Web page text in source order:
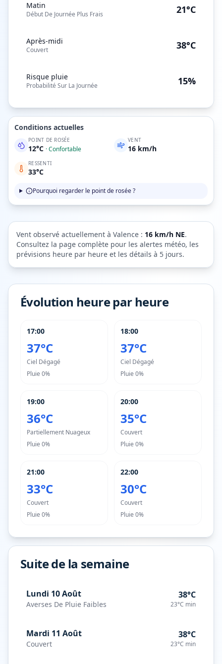
Matin
Début De Journée Plus Frais 21°C
Après-midi
Couvert 38°C
Risque pluie
Probabilité Sur La Journée 15%
Conditions actuelles
POINT DE ROSÉE
12°C ·Confortable
VENT
16 km/h
RESSENTI
33°C
Pourquoi regarder le point de rosée ?
Vent observé actuellement à Valence : 16 km/h NE.
Consultez la page complète pour les alertes météo, les
prévisions heure par heure et les détails à 5 jours.
Évolution heure par heure
17:00
37°C
Ciel Dégagé
Pluie 0%
18:00
37°C
Ciel Dégagé
Pluie 0%
19:00
36°C
Partiellement Nuageux
Pluie 0%
20:00
35°C
Couvert
Pluie 0%
21:00
33°C
Couvert
Pluie 0%
22:00
30°C
Couvert
Pluie 0%
Suite de la semaine
Lundi 10 Août
Averses De Pluie Faibles
38°C
23°C min
Mardi 11 Août
Couvert
38°C
23°C min